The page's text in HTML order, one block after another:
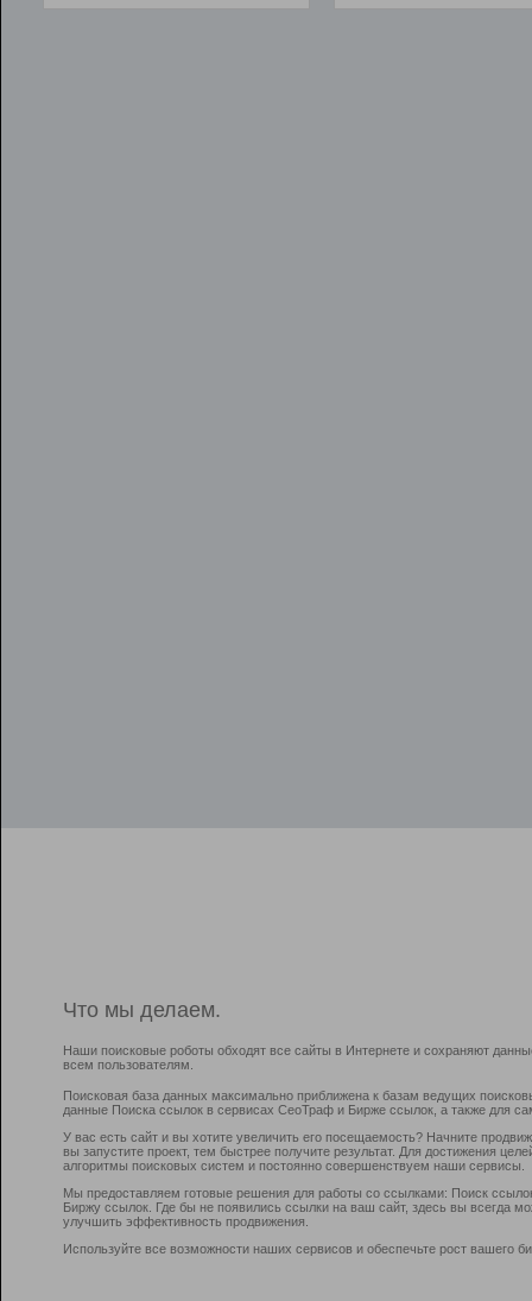
Что мы делаем.
Наши поисковые роботы обходят все сайты в Интернете и сохраняют
всем пользователям.
Поисковая база данных максимально приближена к базам ведущих
данные Поиска ссылок в сервисах СеоТраф и Бирже ссылок, а также для
У вас есть сайт и вы хотите увеличить его посещаемость? Начните
вы запустите проект, тем быстрее получите результат. Для достижения
алгоритмы поисковых систем и постоянно совершенствуем наши сервисы.
Мы предоставляем готовые решения для работы со ссылками: Поиск
Биржу ссылок. Где бы не появились ссылки на ваш сайт, здесь вы всегда
улучшить эффективность продвижения.
Используйте все возможности наших сервисов и обеспечьте рост вашего